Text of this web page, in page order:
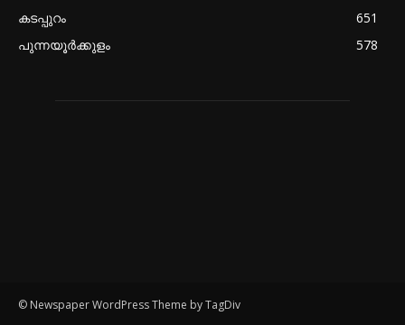
കടപ്പുറം
651
പുന്നയൂർക്കുളം
578
© Newspaper WordPress Theme by TagDiv